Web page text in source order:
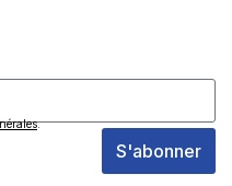
S'abonner
.